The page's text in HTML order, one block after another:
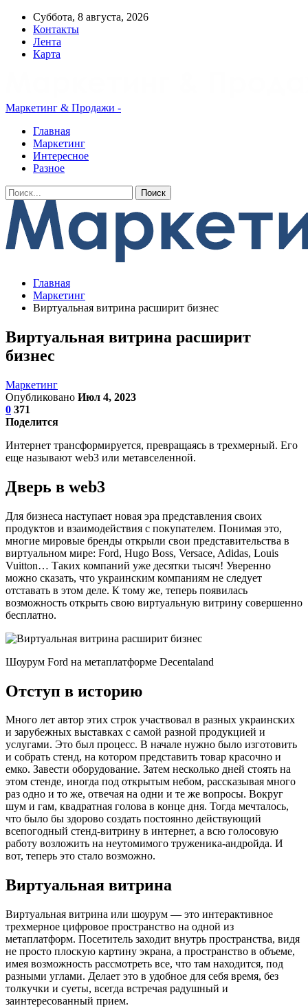
Суббота, 8 августа, 2026
Контакты
Лента
Карта
Маркетинг & Продажи -
Главная
Маркетинг
Интересное
Разное
Главная
Маркетинг
Виртуальная витрина расширит бизнес
Виртуальная витрина расширит
бизнес
Маркетинг
Опубликовано Июл 4, 2023
0 371
Поделится
Интернет трансформируется, превращаясь в трехмерный. Его
еще называют web3 или метавселенной.
Дверь в web3
Для бизнеса наступает новая эра представления своих
продуктов и взаимодействия с покупателем. Понимая это,
многие мировые бренды открыли свои представительства в
виртуальном мире: Ford, Hugo Boss, Versace, Adidas, Louis
Vuitton… Таких компаний уже десятки тысяч! Уверенно
можно сказать, что украинским компаниям не следует
отставать в этом деле. К тому же, теперь появилась
возможность открыть свою виртуальную витрину совершенно
бесплатно.
Шоурум Ford на метаплатформе Decentaland
Отступ в историю
Много лет автор этих строк участвовал в разных украинских
и зарубежных выставках с самой разной продукцией и
услугами. Это был процесс. В начале нужно было изготовить
и собрать стенд, на котором представить товар красочно и
емко. Завести оборудование. Затем несколько дней стоять на
этом стенде, иногда под открытым небом, рассказывая много
раз одно и то же, отвечая на одни и те же вопросы. Вокруг
шум и гам, квадратная голова в конце дня. Тогда мечталось,
что было бы здорово создать постоянно действующий
всепогодный стенд-витрину в интернет, а всю голосовую
работу возложить на неутомимого труженика-андройда. И
вот, теперь это стало возможно.
Виртуальная витрина
Виртуальная витрина или шоурум — это интерактивное
трехмерное цифровое пространство на одной из
метаплатформ. Посетитель заходит внутрь пространства, видя
не просто плоскую картину экрана, а пространство в объеме,
имея возможность рассмотреть все, что там находится, под
разными углами. Делает это в удобное для себя время, без
толкучки и суеты, всегда встречая радушный и
заинтересованный прием.